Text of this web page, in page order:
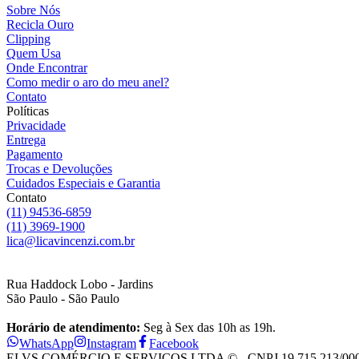
Sobre Nós
Recicla Ouro
Clipping
Quem Usa
Onde Encontrar
Como medir o aro do meu anel?
Contato
Políticas
Privacidade
Entrega
Pagamento
Trocas e Devoluções
Cuidados Especiais e Garantia
Contato
(11) 94536-6859
(11) 3969-1900
lica@licavincenzi.com.br
Rua Haddock Lobo - Jardins
São Paulo - São Paulo
Horário de atendimento: Seg à Sex das 10h as 19h.
WhatsApp
Instagram
Facebook